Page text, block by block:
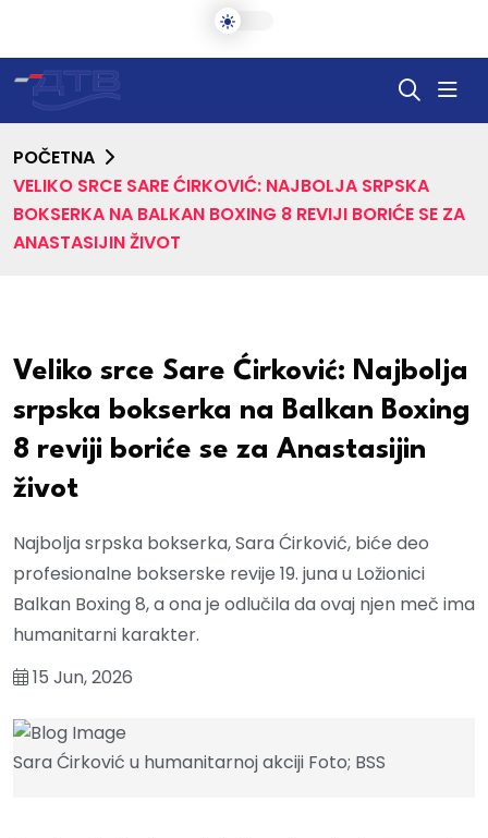
POČETNA
VELIKO SRCE SARE ĆIRKOVIĆ: NAJBOLJA SRPSKA
BOKSERKA NA BALKAN BOXING 8 REVIJI BORIĆE SE ZA
ANASTASIJIN ŽIVOT
Veliko srce Sare Ćirković: Najbolja
srpska bokserka na Balkan Boxing
8 reviji boriće se za Anastasijin
život
Najbolja srpska bokserka, Sara Ćirković, biće deo
profesionalne bokserske revije 19. juna u Ložionici
Balkan Boxing 8, a ona je odlučila da ovaj njen meč ima
humanitarni karakter.
15 Jun, 2026
Sara Ćirković u humanitarnoj akciji Foto; BSS